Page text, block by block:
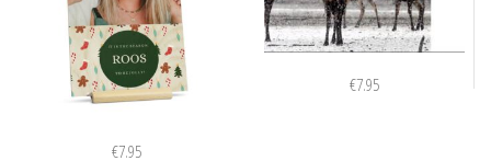
€7.95
€7.95